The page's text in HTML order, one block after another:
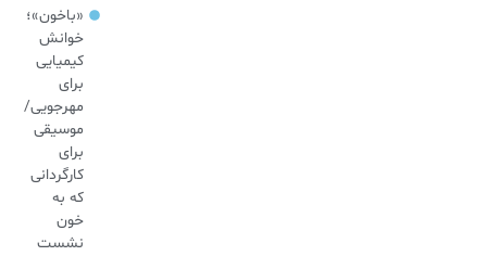
«باخون»‌؛
خوانش
کیمیایی
برای
مهرجویی/
موسیقی
برای
کارگردانی
که به
خون
نشست